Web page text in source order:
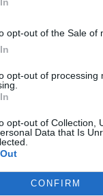
opt-out of the Sale of
opt-out of processing
opt-out of Collection,
Data that Is
CONFIRM
είναι
επικράτεια.